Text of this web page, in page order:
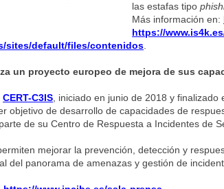
las estafas tipo
Más información en:
https://
sites/default/files/contenidos
un proyecto europeo de mejora de sus
CERT-C3IS , iniciado en junio de 2018 y
objetivo de desarrollo de capacidades de
de su Centro de Respuesta a Incidentes de
mejorar la prevención, detección y
del panorama de amenazas y gestión de